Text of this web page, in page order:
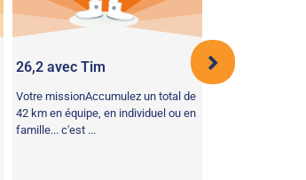
26,2 avec Tim
Votre missionAccumulez un total de
42 km en équipe, en individuel ou en
famille... c'est ...
Viser la Lune